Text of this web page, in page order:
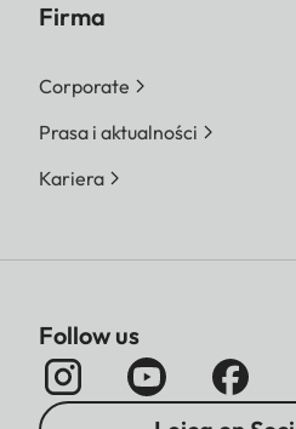
Firma
Corporate
Prasa i aktualności
Kariera
Follow us